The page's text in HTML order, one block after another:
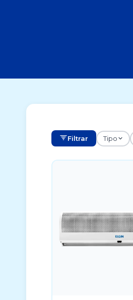
Filtrar Tipo